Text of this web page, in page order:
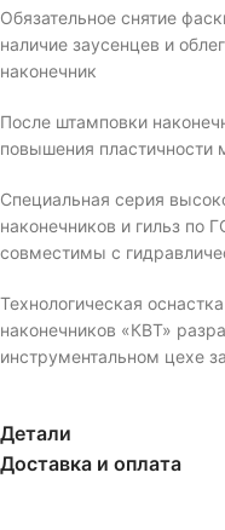
Обязательное снятие
наличие заусенцев и
наконечник
После штамповки
повышения пластичности
Специальная серия
наконечников и гильз
совместимы с
Технологическая
наконечников «КВТ»
инструментальном цехе
Детали
Доставка и оплата